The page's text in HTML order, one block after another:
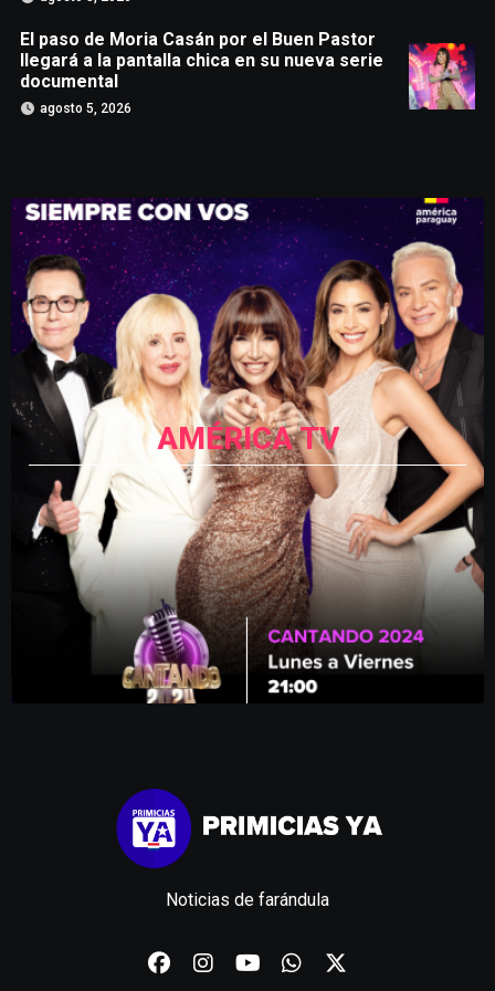
El paso de Moria Casán por el Buen Pastor
llegará a la pantalla chica en su nueva serie
documental
agosto 5, 2026
AMÉRICA TV
Noticias de farándula